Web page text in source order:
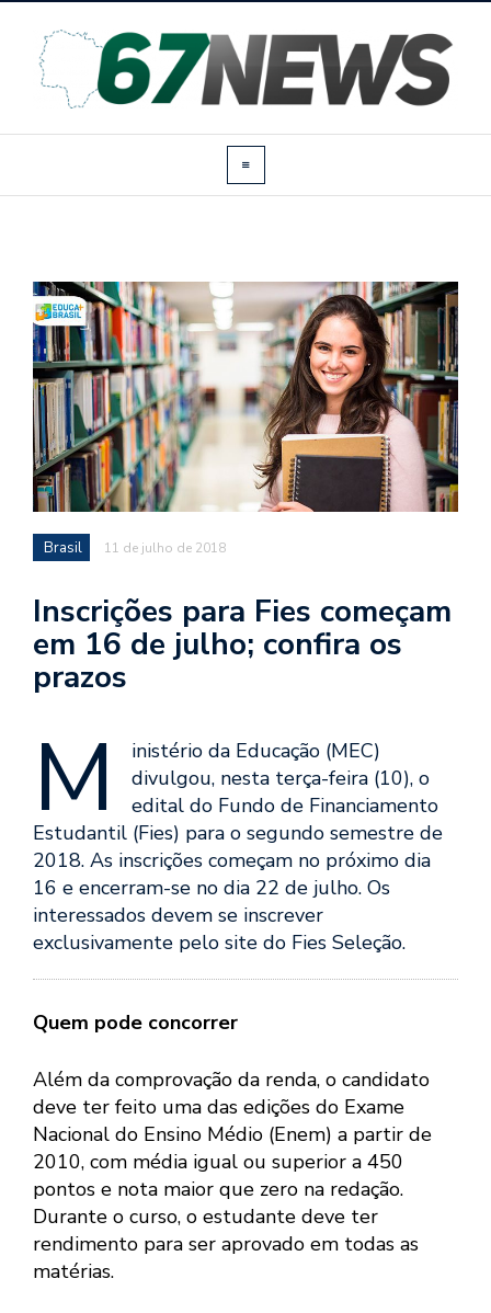
Brasil 11 de julho de 2018
Inscrições para Fies começam
em 16 de julho; confira os
prazos
M
inistério da Educação (MEC)
divulgou, nesta terça-feira (10), o
edital do Fundo de Financiamento
Estudantil (Fies) para o segundo semestre de
2018. As inscrições começam no próximo dia
16 e encerram-se no dia 22 de julho. Os
interessados devem se inscrever
exclusivamente pelo site do Fies Seleção.
Quem pode concorrer
Além da comprovação da renda, o candidato
deve ter feito uma das edições do Exame
Nacional do Ensino Médio (Enem) a partir de
2010, com média igual ou superior a 450
pontos e nota maior que zero na redação.
Durante o curso, o estudante deve ter
rendimento para ser aprovado em todas as
matérias.